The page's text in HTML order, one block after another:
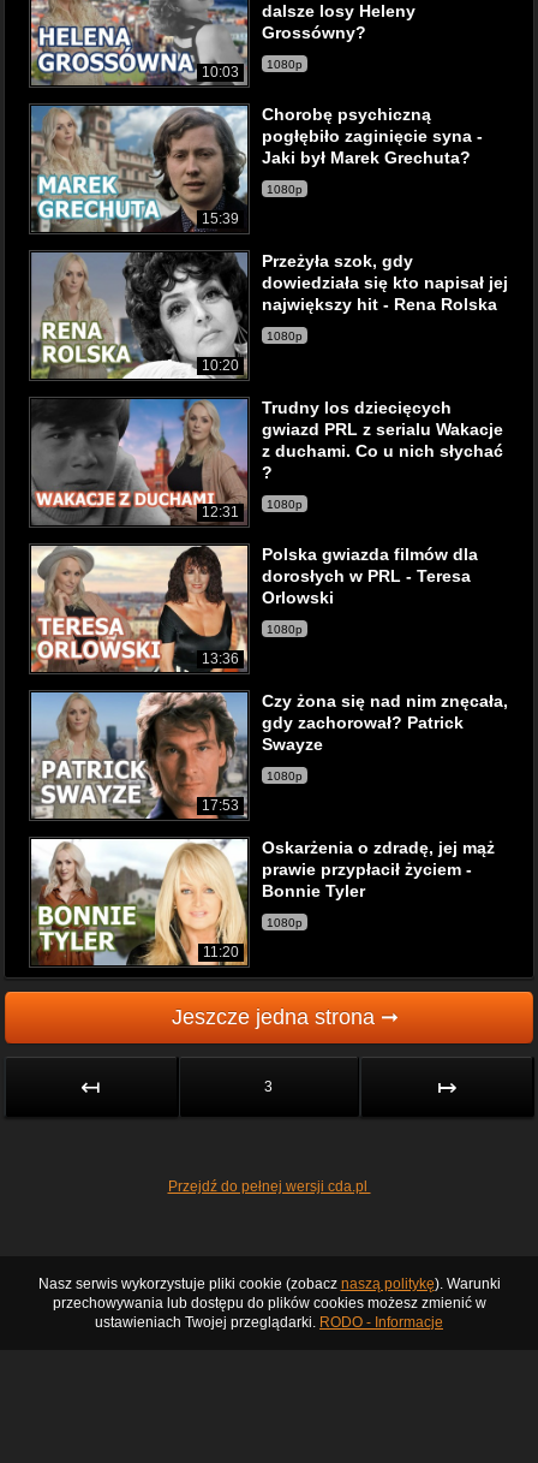
10:03
dalsze losy Heleny
Grossówny?
1080p
15:39
Chorobę psychiczną
pogłębiło zaginięcie syna -
Jaki był Marek Grechuta?
1080p
10:20
Przeżyła szok, gdy
dowiedziała się kto napisał jej
największy hit - Rena Rolska
1080p
12:31
Trudny los dziecięcych
gwiazd PRL z serialu Wakacje
z duchami. Co u nich słychać
?
1080p
13:36
Polska gwiazda filmów dla
dorosłych w PRL - Teresa
Orlowski
1080p
17:53
Czy żona się nad nim znęcała,
gdy zachorował? Patrick
Swayze
1080p
11:20
Oskarżenia o zdradę, jej mąż
prawie przypłacił życiem -
Bonnie Tyler
1080p
Jeszcze jedna strona ➞
↤ 3 ↦
Przejdź do pełnej wersji cda.pl
Nasz serwis wykorzystuje pliki cookie (zobacz naszą politykę). Warunki
przechowywania lub dostępu do plików cookies możesz zmienić w
ustawieniach Twojej przeglądarki. RODO - Informacje